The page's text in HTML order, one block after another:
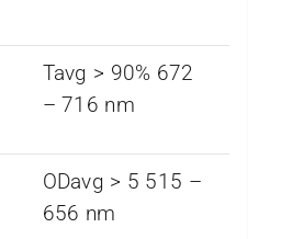
Tavg > 90% 672
– 716 nm
ODavg > 5 515 –
656 nm